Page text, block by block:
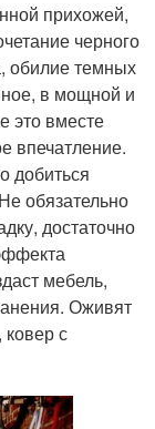
прихожей,
черного
обилие темных
в мощной и
это вместе
впечатление.
добиться
обязательно
достаточно
мебель,
Оживят
с